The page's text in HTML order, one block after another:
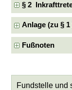
§ 2
Anlage (zu § 1
Fußnoten
Fundstelle und